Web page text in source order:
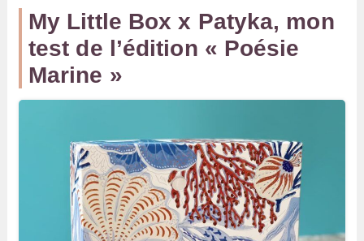
My Little Box x Patyka, mon
test de l’édition « Poésie
Marine »